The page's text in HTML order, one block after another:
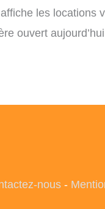
les locations
ouvert
nous-